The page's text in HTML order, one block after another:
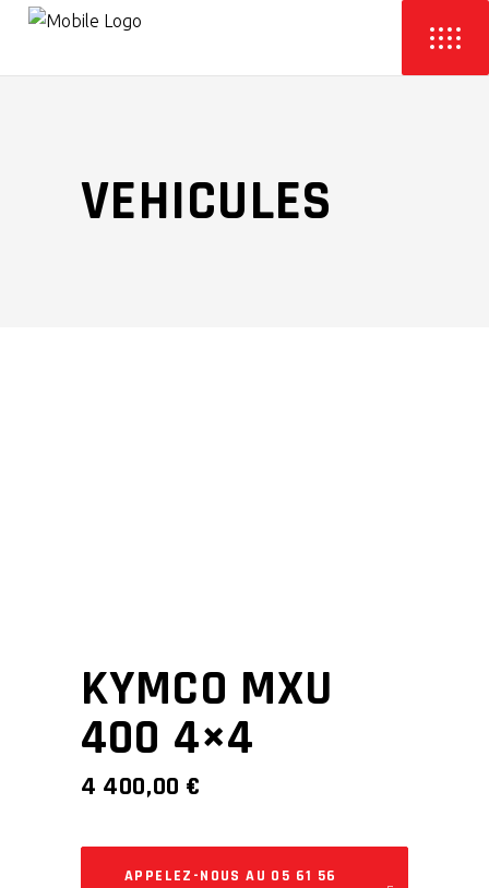
VEHICULES
KYMCO MXU
400 4×4
4 400,00 €
APPELEZ-NOUS AU 05 61 56